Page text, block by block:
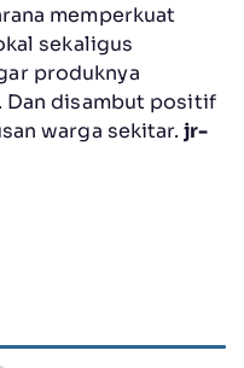
memperkuat
sekaligus
produknya
Dan disambut positif
warga sekitar. jr-